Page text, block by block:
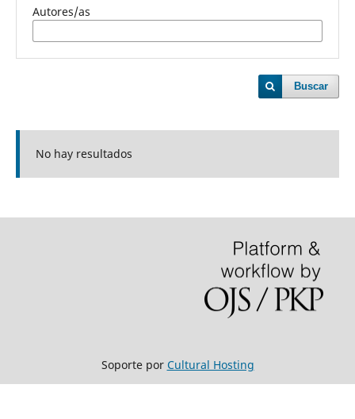
Autores/as
Buscar
No hay resultados
Soporte por Cultural Hosting